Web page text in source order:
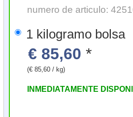
numero de articulo:
1 kilogramo bolsa
€ 85,60 *
(€ 85,60 / kg)
INMEDIATAMENTE